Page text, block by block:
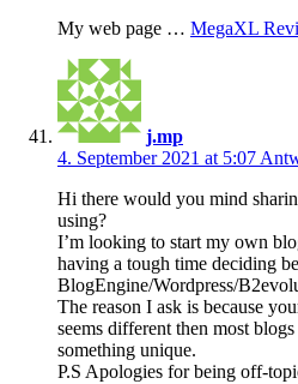
My web page … MegaXL
j.mp
4. September 2021 at 5:07
Hi there would you mind
using?
I’m looking to start my own
having a tough time deciding
BlogEngine/Wordpress/
The reason I ask is because
seems different then most
something unique.
P.S Apologies for being off-